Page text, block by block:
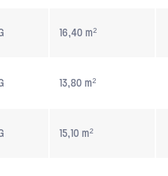
16,40 m²
13,80 m²
15,10 m²